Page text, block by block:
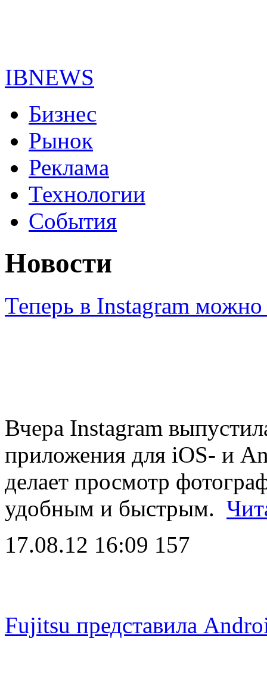
IBNEWS
Бизнес
Рынок
Реклама
Технологии
События
Новости
Теперь в Instagram
Вчера Instagram
приложения для iOS- и
делает просмотр
удобным и быстрым.
17.08.12 16:09 157
Fujitsu представила